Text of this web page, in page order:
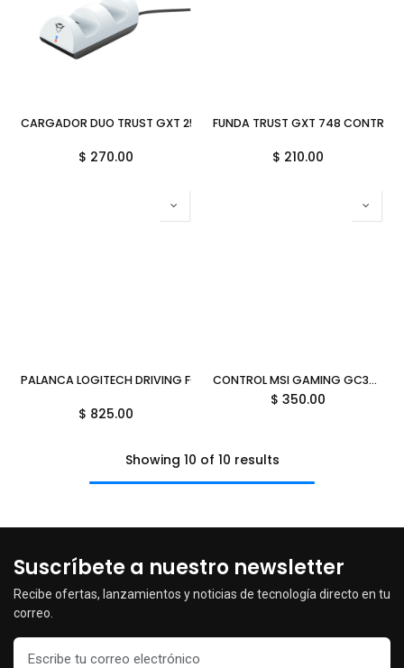
CARGADOR DUO TRUST GXT 254 DUO CHARGING DOCK PARA PS5
$ 270.00
FUNDA TRUST GXT 748
$ 210.00
PALANCA LOGITECH DRIVING FORCE SHIFTER G29/G920 941-000119
$ 825.00
CONTROL MSI GAMING GC30 SOPORTE INALAMBRICO MOTOR DE VIBRACION PC/ANDROID FORCE GC30 V2 6M DE GARANTIA
$ 350.00
Showing 10 of 10 results
Suscríbete a nuestro newsletter
Recibe ofertas, lanzamientos y noticias de tecnología directo en tu
correo.